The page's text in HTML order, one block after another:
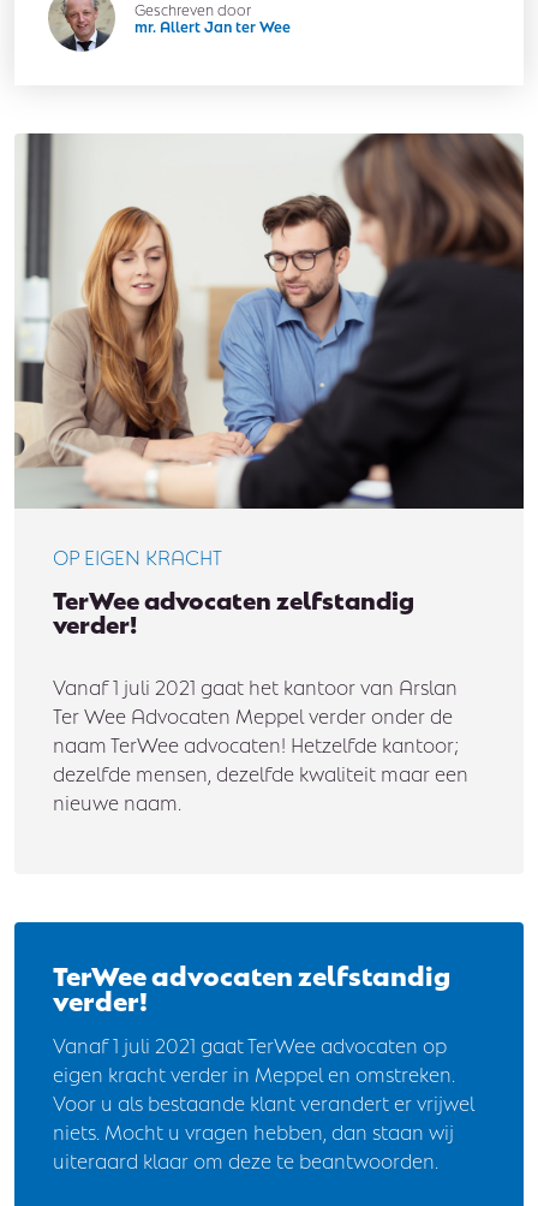
Geschreven door
mr. Allert Jan ter Wee
OP EIGEN KRACHT
TerWee advocaten zelfstandig
verder!
Vanaf 1 juli 2021 gaat het kantoor van Arslan
Ter Wee Advocaten Meppel verder onder de
naam TerWee advocaten! Hetzelfde kantoor;
dezelfde mensen, dezelfde kwaliteit maar een
nieuwe naam.
TerWee advocaten zelfstandig
verder!
Vanaf 1 juli 2021 gaat TerWee advocaten op
eigen kracht verder in Meppel en omstreken.
Voor u als bestaande klant verandert er vrijwel
niets. Mocht u vragen hebben, dan staan wij
uiteraard klaar om deze te beantwoorden.